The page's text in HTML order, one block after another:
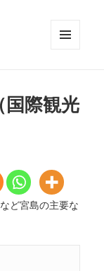
ット
際観光
ど宮島の主要な